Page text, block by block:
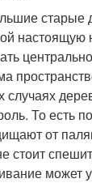
старые
настоящую
случаях
То есть
от
стоит
может